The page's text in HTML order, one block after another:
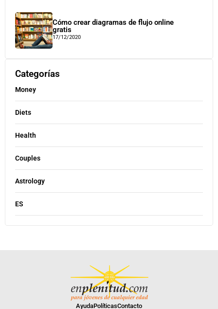
Cómo crear diagramas de flujo online
gratis
17/12/2020
Categorías
Money
Diets
Health
Couples
Astrology
ES
AyudaPolíticasContacto